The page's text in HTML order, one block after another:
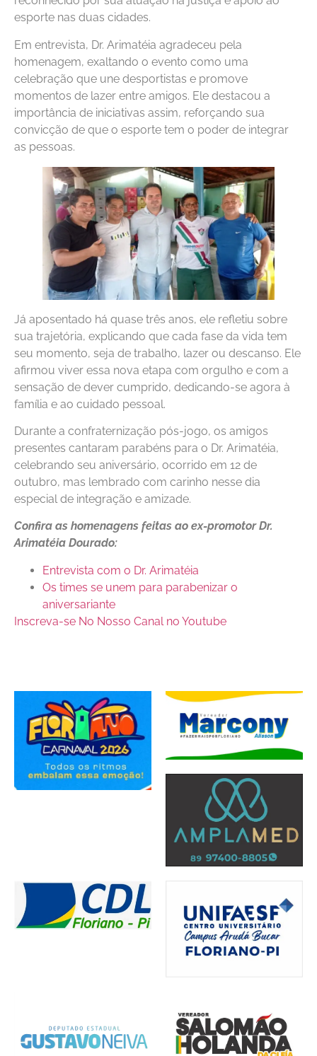
esporte nas duas cidades.
Em entrevista, Dr. Arimatéia agradeceu pela
homenagem, exaltando o evento como uma
celebração que une desportistas e promove
momentos de lazer entre amigos. Ele destacou a
importância de iniciativas assim, reforçando sua
convicção de que o esporte tem o poder de integrar
as pessoas.
Já aposentado há quase três anos, ele refletiu sobre
sua trajetória, explicando que cada fase da vida tem
seu momento, seja de trabalho, lazer ou descanso. Ele
afirmou viver essa nova etapa com orgulho e com a
sensação de dever cumprido, dedicando-se agora à
família e ao cuidado pessoal.
Durante a confraternização pós-jogo, os amigos
presentes cantaram parabéns para o Dr. Arimatéia,
celebrando seu aniversário, ocorrido em 12 de
outubro, mas lembrado com carinho nesse dia
especial de integração e amizade.
Confira as homenagens feitas ao ex-promotor Dr.
Arimatéia Dourado:
Entrevista com o Dr. Arimatéia
Os times se unem para parabenizar o
aniversariante
Inscreva-se No Nosso Canal no Youtube